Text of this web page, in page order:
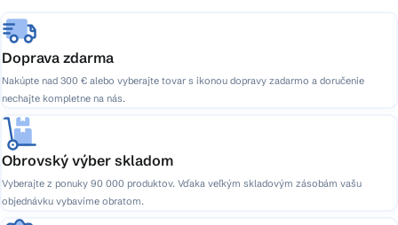
e
Doprava zdarma
Nakúpte nad 300 € alebo vyberajte tovar s ikonou dopravy zadarmo a doručenie
nechajte kompletne na nás.
Obrovský výber skladom
Vyberajte z ponuky 90 000 produktov. Vďaka veľkým skladovým zásobám vašu
objednávku vybavíme obratom.